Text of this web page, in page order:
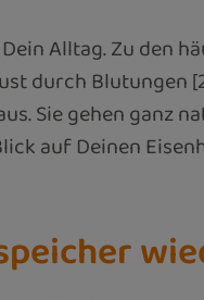
Alltag. Zu den
durch Blutungen
Sie gehen ganz
auf Deinen